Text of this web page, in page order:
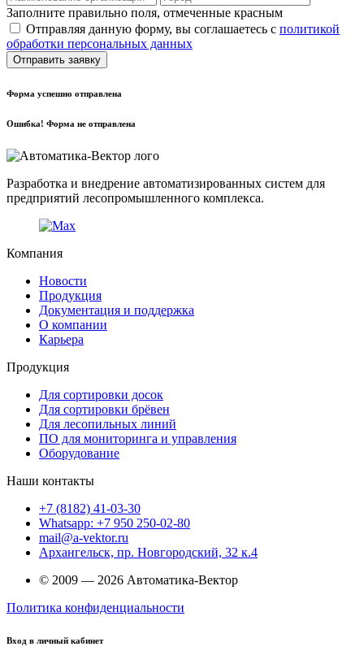
Заполните правильно поля, отмеченные красным
Отправляя данную форму, вы соглашаетесь с политикой
обработки персональных данных
Отправить заявку
Форма успешно отправлена
Ошибка! Форма не отправлена
Разработка и внедрение автоматизированных систем для
предприятий лесопромышленного комплекса.
Компания
Новости
Продукция
Документация и поддержка
О компании
Карьера
Продукция
Для сортировки досок
Для сортировки брёвен
Для лесопильных линий
ПО для мониторинга и управления
Оборудование
Наши контакты
+7 (8182) 41-03-30
Whatsapp: +7 950 250-02-80
mail@a-vektor.ru
Архангельск, пр. Новгородский, 32 к.4
© 2009 — 2026 Автоматика-Вектор
Политика конфиденциальности
Вход в личный кабинет